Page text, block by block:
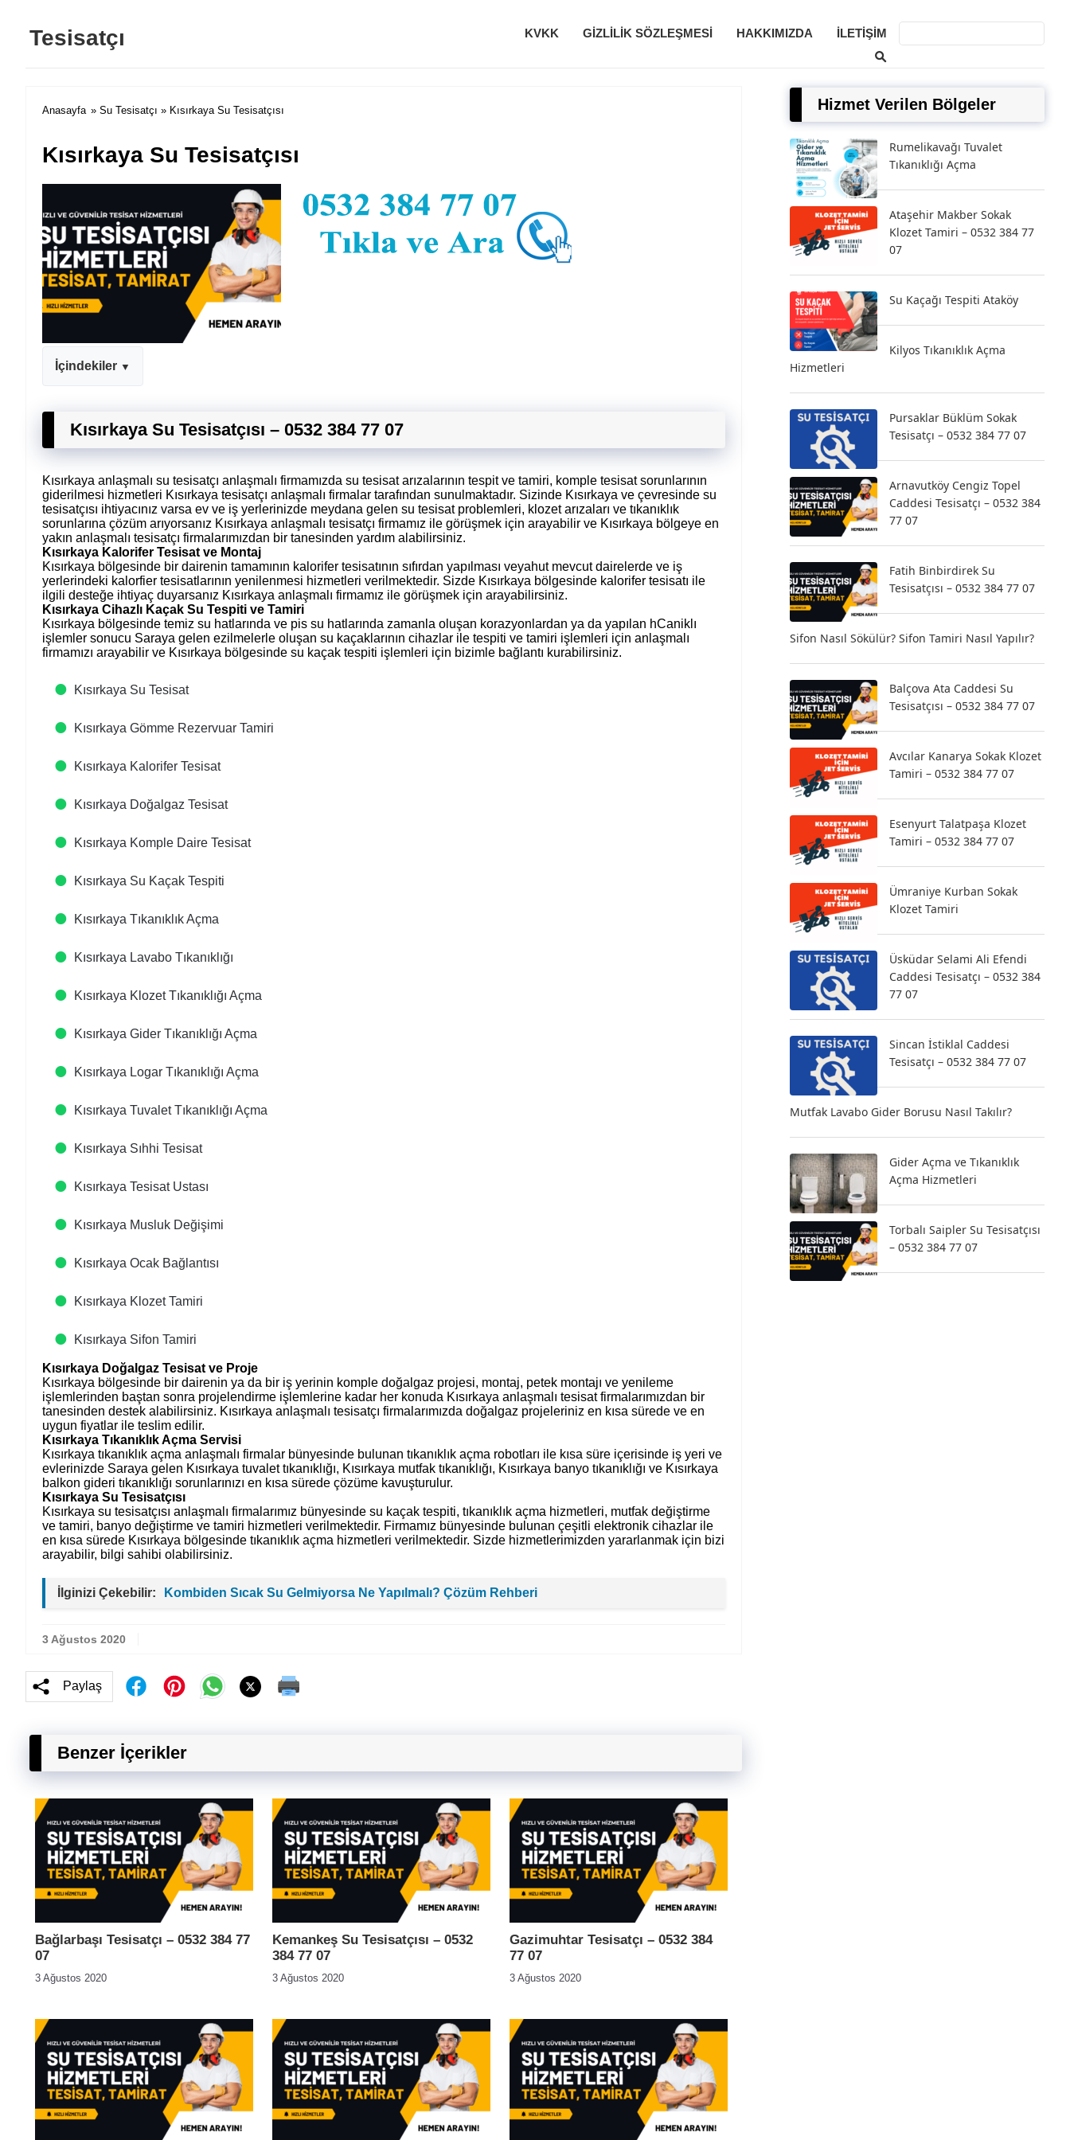
Tesisatçı KVKK GIZLILIK SÖZLEŞMESI HAKKIMIZDA İLETIŞIM
Anasayfa » Su Tesisatçı » Kısırkaya Su Tesisatçısı
Kısırkaya Su Tesisatçısı
İçindekiler
Kısırkaya Su Tesisatçısı – 0532 384 77 07
Kısırkaya anlaşmalı su tesisatçı anlaşmalı firmamızda su tesisat arızalarının tespit ve tamiri, komple tesisat sorunlarının
giderilmesi hizmetleri Kısırkaya tesisatçı anlaşmalı firmalar tarafından sunulmaktadır. Sizinde Kısırkaya ve çevresinde su
tesisatçısı ihtiyacınız varsa ev ve iş yerlerinizde meydana gelen su tesisat problemleri, klozet arızaları ve tıkanıklık
sorunlarına çözüm arıyorsanız Kısırkaya anlaşmalı tesisatçı firmamız ile görüşmek için arayabilir ve Kısırkaya bölgeye en
yakın anlaşmalı tesisatçı firmalarımızdan bir tanesinden yardım alabilirsiniz.
Kısırkaya Kalorifer Tesisat ve Montaj
Kısırkaya bölgesinde bir dairenin tamamının kalorifer tesisatının sıfırdan yapılması veyahut mevcut dairelerde ve iş
yerlerindeki kalorfier tesisatlarının yenilenmesi hizmetleri verilmektedir. Sizde Kısırkaya bölgesinde kalorifer tesisatı ile
ilgili desteğe ihtiyaç duyarsanız Kısırkaya anlaşmalı firmamız ile görüşmek için arayabilirsiniz.
Kısırkaya Cihazlı Kaçak Su Tespiti ve Tamiri
Kısırkaya bölgesinde temiz su hatlarında ve pis su hatlarında zamanla oluşan korazyonlardan ya da yapılan hCaniklı
işlemler sonucu Saraya gelen ezilmelerle oluşan su kaçaklarının cihazlar ile tespiti ve tamiri işlemleri için anlaşmalı
firmamızı arayabilir ve Kısırkaya bölgesinde su kaçak tespiti işlemleri için bizimle bağlantı kurabilirsiniz.
Kısırkaya Su Tesisat
Kısırkaya Gömme Rezervuar Tamiri
Kısırkaya Kalorifer Tesisat
Kısırkaya Doğalgaz Tesisat
Kısırkaya Komple Daire Tesisat
Kısırkaya Su Kaçak Tespiti
Kısırkaya Tıkanıklık Açma
Kısırkaya Lavabo Tıkanıklığı
Kısırkaya Klozet Tıkanıklığı Açma
Kısırkaya Gider Tıkanıklığı Açma
Kısırkaya Logar Tıkanıklığı Açma
Kısırkaya Tuvalet Tıkanıklığı Açma
Kısırkaya Sıhhi Tesisat
Kısırkaya Tesisat Ustası
Kısırkaya Musluk Değişimi
Kısırkaya Ocak Bağlantısı
Kısırkaya Klozet Tamiri
Kısırkaya Sifon Tamiri
Kısırkaya Doğalgaz Tesisat ve Proje
Kısırkaya bölgesinde bir dairenin ya da bir iş yerinin komple doğalgaz projesi, montaj, petek montajı ve yenileme
işlemlerinden baştan sonra projelendirme işlemlerine kadar her konuda Kısırkaya anlaşmalı tesisat firmalarımızdan bir
tanesinden destek alabilirsiniz. Kısırkaya anlaşmalı tesisatçı firmalarımızda doğalgaz projeleriniz en kısa sürede ve en
uygun fiyatlar ile teslim edilir.
Kısırkaya Tıkanıklık Açma Servisi
Kısırkaya tıkanıklık açma anlaşmalı firmalar bünyesinde bulunan tıkanıklık açma robotları ile kısa süre içerisinde iş yeri ve
evlerinizde Saraya gelen Kısırkaya tuvalet tıkanıklığı, Kısırkaya mutfak tıkanıklığı, Kısırkaya banyo tıkanıklığı ve Kısırkaya
balkon gideri tıkanıklığı sorunlarınızı en kısa sürede çözüme kavuşturulur.
Kısırkaya Su Tesisatçısı
Kısırkaya su tesisatçısı anlaşmalı firmalarımız bünyesinde su kaçak tespiti, tıkanıklık açma hizmetleri, mutfak değiştirme
ve tamiri, banyo değiştirme ve tamiri hizmetleri verilmektedir. Firmamız bünyesinde bulunan çeşitli elektronik cihazlar ile
en kısa sürede Kısırkaya bölgesinde tıkanıklık açma hizmetleri verilmektedir. Sizde hizmetlerimizden yararlanmak için bizi
arayabilir, bilgi sahibi olabilirsiniz.
İlginizi Çekebilir: Kombiden Sıcak Su Gelmiyorsa Ne Yapılmalı? Çözüm Rehberi
3 Ağustos 2020
Paylaş
Benzer İçerikler
Bağlarbaşı Tesisatçı – 0532 384 77
07
3 Ağustos 2020
Kemankeş Su Tesisatçısı – 0532
384 77 07
3 Ağustos 2020
Gazimuhtar Tesisatçı – 0532 384
77 07
3 Ağustos 2020
Hizmet Verilen Bölgeler
Rumelikavağı Tuvalet
Tıkanıklığı Açma
Ataşehir Makber Sokak
Klozet Tamiri – 0532 384 77
07
Su Kaçağı Tespiti Ataköy
Kilyos Tıkanıklık Açma
Hizmetleri
Pursaklar Büklüm Sokak
Tesisatçı – 0532 384 77 07
Arnavutköy Cengiz Topel
Caddesi Tesisatçı – 0532 384
77 07
Fatih Binbirdirek Su
Tesisatçısı – 0532 384 77 07
Sifon Nasıl Sökülür? Sifon Tamiri Nasıl Yapılır?
Balçova Ata Caddesi Su
Tesisatçısı – 0532 384 77 07
Avcılar Kanarya Sokak Klozet
Tamiri – 0532 384 77 07
Esenyurt Talatpaşa Klozet
Tamiri – 0532 384 77 07
Ümraniye Kurban Sokak
Klozet Tamiri
Üsküdar Selami Ali Efendi
Caddesi Tesisatçı – 0532 384
77 07
Sincan İstiklal Caddesi
Tesisatçı – 0532 384 77 07
Mutfak Lavabo Gider Borusu Nasıl Takılır?
Gider Açma ve Tıkanıklık
Açma Hizmetleri
Torbalı Saipler Su Tesisatçısı
– 0532 384 77 07